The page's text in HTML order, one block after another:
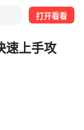
打开看看
速上手攻